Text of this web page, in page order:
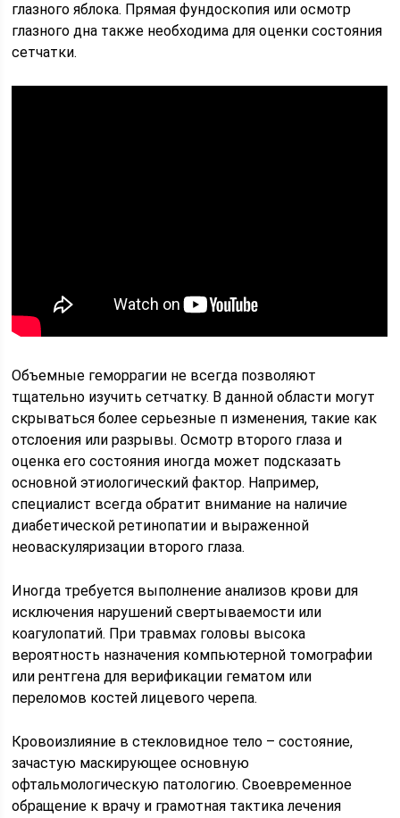
глазного яблока. Прямая фундоскопия или осмотр
глазного дна также необходима для оценки состояния
сетчатки.
Объемные геморрагии не всегда позволяют
тщательно изучить сетчатку. В данной области могут
скрываться более серьезные п изменения, такие как
отслоения или разрывы. Осмотр второго глаза и
оценка его состояния иногда может подсказать
основной этиологический фактор. Например,
специалист всегда обратит внимание на наличие
диабетической ретинопатии и выраженной
неоваскуляризации второго глаза.
Иногда требуется выполнение анализов крови для
исключения нарушений свертываемости или
коагулопатий. При травмах головы высока
вероятность назначения компьютерной томографии
или рентгена для верификации гематом или
переломов костей лицевого черепа.
Кровоизлияние в стекловидное тело – состояние,
зачастую маскирующее основную
офтальмологическую патологию. Своевременное
обращение к врачу и грамотная тактика лечения